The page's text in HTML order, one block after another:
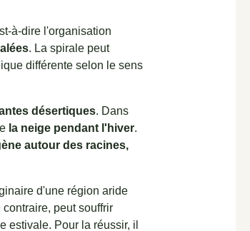
à-dire l'organisation
. La spirale peut
différente selon le sens
désertiques. Dans
la neige pendant l'hiver.
autour des racines,
d'une région aride
contraire, peut souffrir
estivale. Pour la réussir, il